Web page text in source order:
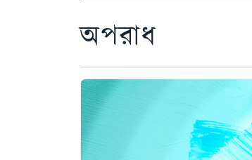
অপরাধ